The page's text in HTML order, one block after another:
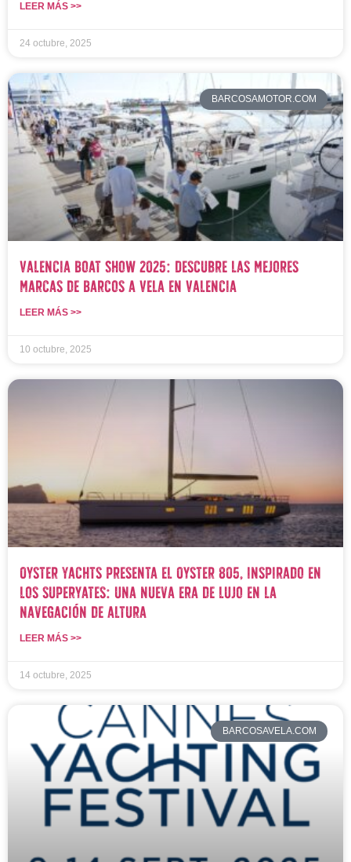
LEER MÁS >>
24 octubre, 2025
BARCOSAMOTOR.COM
Valencia Boat Show 2025: Descubre las Mejores
Marcas de Barcos a Vela en Valencia
LEER MÁS >>
10 octubre, 2025
Oyster Yachts presenta el Oyster 805, inspirado en
los superyates: una nueva era de lujo en la
navegación de altura
LEER MÁS >>
14 octubre, 2025
BARCOSAVELA.COM